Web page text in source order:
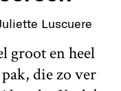
Luscuere
groot en heel
die zo ver